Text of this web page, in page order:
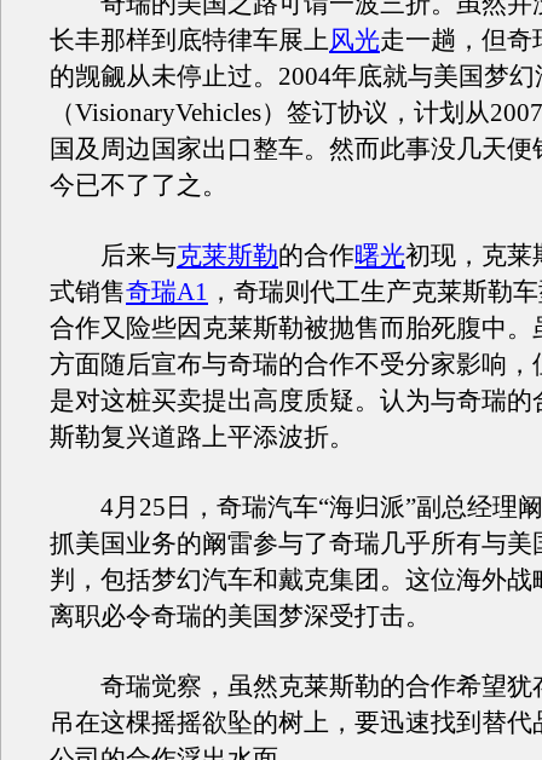
长丰那样到底特律车展上风光走一趟，但奇
的觊觎从未停止过。2004年底就与美国梦幻
（VisionaryVehicles）签订协议，计划从
国及周边国家出口整车。然而此事没几天便
今已不了了之。
后来与克莱斯勒的合作曙光初现，克莱
式销售奇瑞A1 ，奇瑞则代工生产克莱斯勒
合作又险些因克莱斯勒被抛售而胎死腹中。
方面随后宣布与奇瑞的合作不受分家影响，
是对这桩买卖提出高度质疑。认为与奇瑞的
斯勒复兴道路上平添波折。
4月25日，奇瑞汽车“海归派”副总经理
抓美国业务的阚雷参与了奇瑞几乎所有与美
判，包括梦幻汽车和戴克集团。这位海外战
离职必令奇瑞的美国梦深受打击。
奇瑞觉察，虽然克莱斯勒的合作希望犹
吊在这棵摇摇欲坠的树上，要迅速找到替代